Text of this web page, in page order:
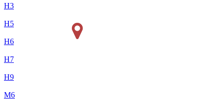
H3
H5
H6
H7
H9
M6